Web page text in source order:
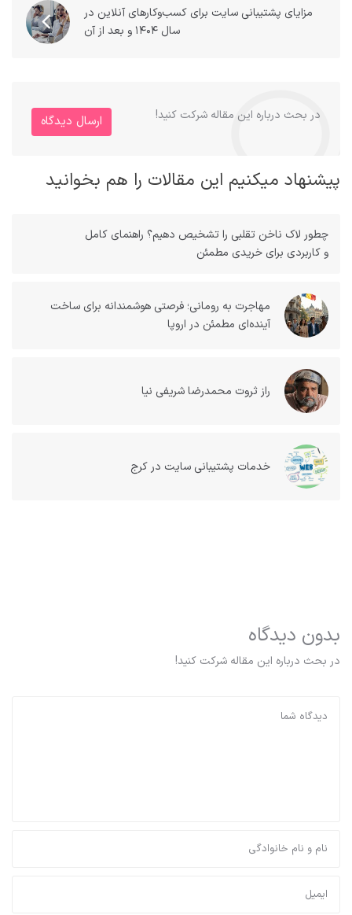
مزایای پشتیبانی سایت برای کسب‌وکارهای آنلاین در
سال ۱۴۰۴ و بعد از آن
در بحث درباره این مقاله شرکت کنید! ارسال دیدگاه
پیشنهاد میکنیم این مقالات را هم بخوانید
چطور لاک ناخن تقلبی را تشخیص دهیم؟ راهنمای کامل
و کاربردی برای خریدی مطمئن
مهاجرت به رومانی؛ فرصتی هوشمندانه برای ساخت
آینده‌ای مطمئن در اروپا
راز ثروت محمدرضا شریفی نیا
خدمات پشتیبانی سایت در کرج
بدون دیدگاه
در بحث درباره این مقاله شرکت کنید!